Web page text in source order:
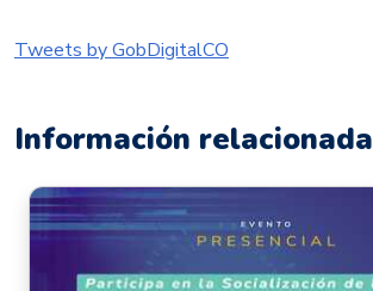
Tweets by GobDigitalCO
Información relacionada